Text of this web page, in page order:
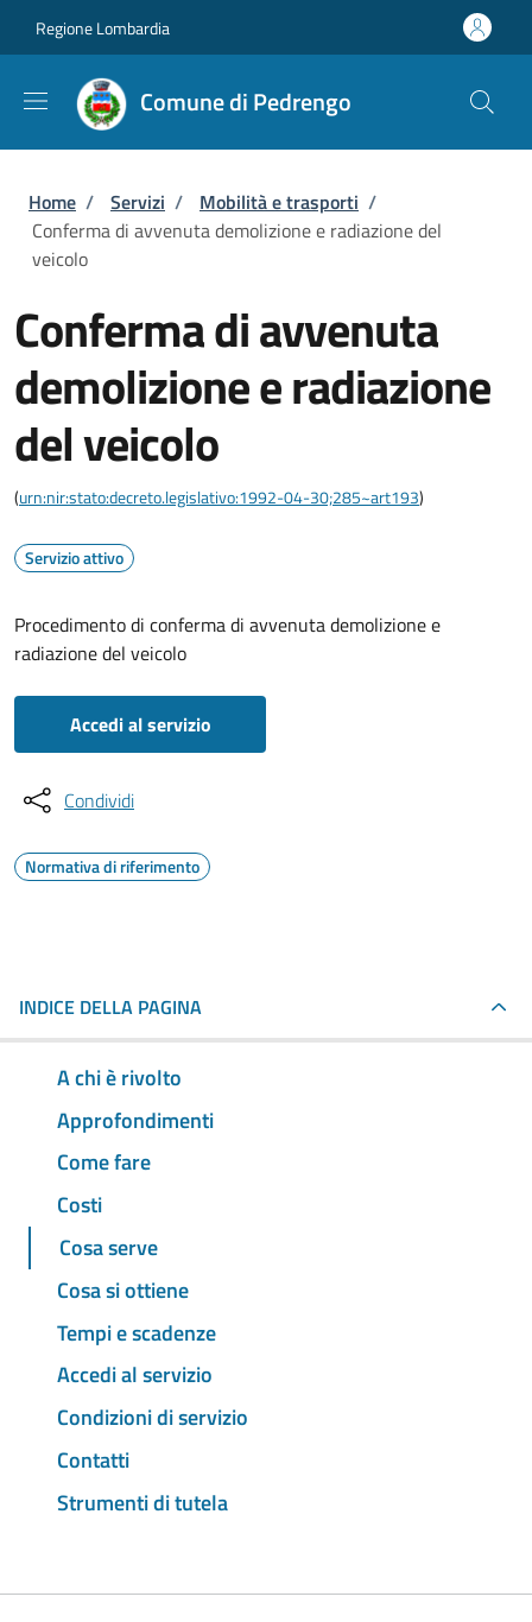
Regione Lombardia
Comune di Pedrengo
Briciole di pane
Home / Servizi / Mobilità e trasporti /
Conferma di avvenuta demolizione e radiazione del
veicolo
Conferma di avvenuta
demolizione e radiazione
del veicolo
(urn:nir:stato:decreto.legislativo:1992-04-30;285~art193)
Servizio attivo
Procedimento di conferma di avvenuta demolizione e
radiazione del veicolo
Accedi al servizio
Condividi
Normativa di riferimento
INDICE DELLA PAGINA
A chi è rivolto
Approfondimenti
Come fare
Costi
Cosa serve
Cosa si ottiene
Tempi e scadenze
Accedi al servizio
Condizioni di servizio
Contatti
Strumenti di tutela